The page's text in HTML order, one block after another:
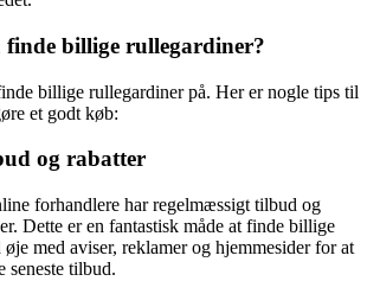
billige rullegardiner?
billige rullegardiner på. Her er nogle tips til
et godt køb:
og rabatter
forhandlere har regelmæssigt tilbud og
Dette er en fantastisk måde at finde billige
med aviser, reklamer og hjemmesider for at
seneste tilbud.